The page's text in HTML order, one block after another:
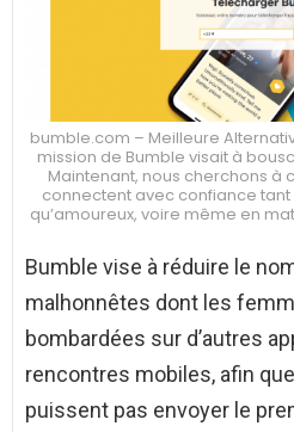
bumble.com – Meilleure
mission de Bumble visait à
Maintenant, nous cherchons à
connectent avec confiance
qu’amoureux, voire même en
Bumble vise à réduire le
malhonnêtes dont les
bombardées sur d’autres
rencontres mobiles, afin
puissent pas envoyer le